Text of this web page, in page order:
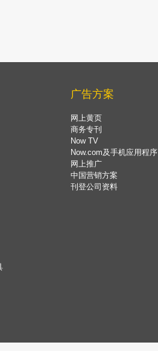
广告方案
网上黄页
商务专刊
Now TV
Now.com及手机应用程序
网上推广
中国营销方案
刊登公司资料